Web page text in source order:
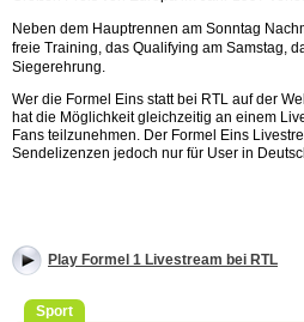
Neben dem Hauptrennen am Sonntag
freie Training, das Qualifying am Samstag,
Siegerehrung.
Wer die Formel Eins statt bei RTL auf der
hat die Möglichkeit gleichzeitig an einem
Fans teilzunehmen. Der Formel Eins
Sendelizenzen jedoch nur für User in
Play Formel 1 Livestream bei RTL
Sport